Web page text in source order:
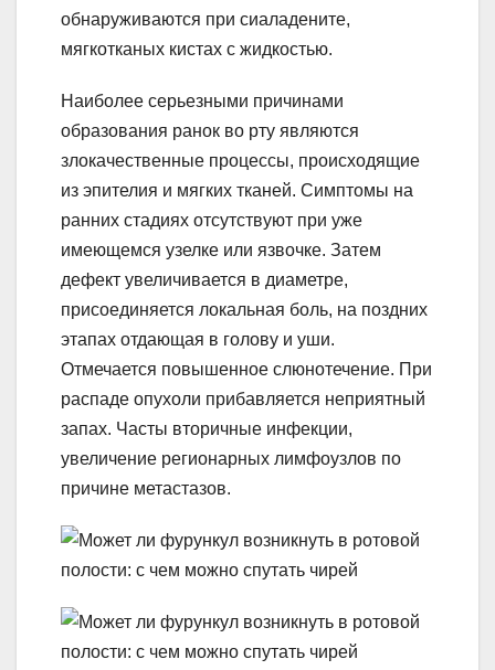
обнаруживаются при сиаладените,
мягкотканых кистах с жидкостью.
Наиболее серьезными причинами
образования ранок во рту являются
злокачественные процессы, происходящие
из эпителия и мягких тканей. Симптомы на
ранних стадиях отсутствуют при уже
имеющемся узелке или язвочке. Затем
дефект увеличивается в диаметре,
присоединяется локальная боль, на поздних
этапах отдающая в голову и уши.
Отмечается повышенное слюнотечение. При
распаде опухоли прибавляется неприятный
запах. Часты вторичные инфекции,
увеличение регионарных лимфоузлов по
причине метастазов.